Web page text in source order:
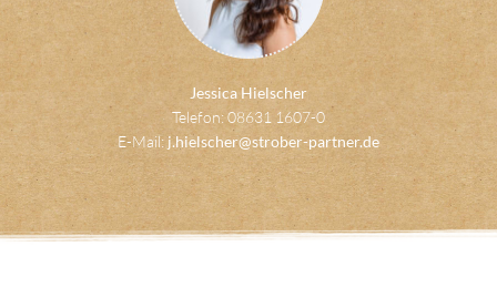
Jessica Hielscher
Telefon: 08631 1607-0
E-Mail: j.hielscher@strober-partner.de